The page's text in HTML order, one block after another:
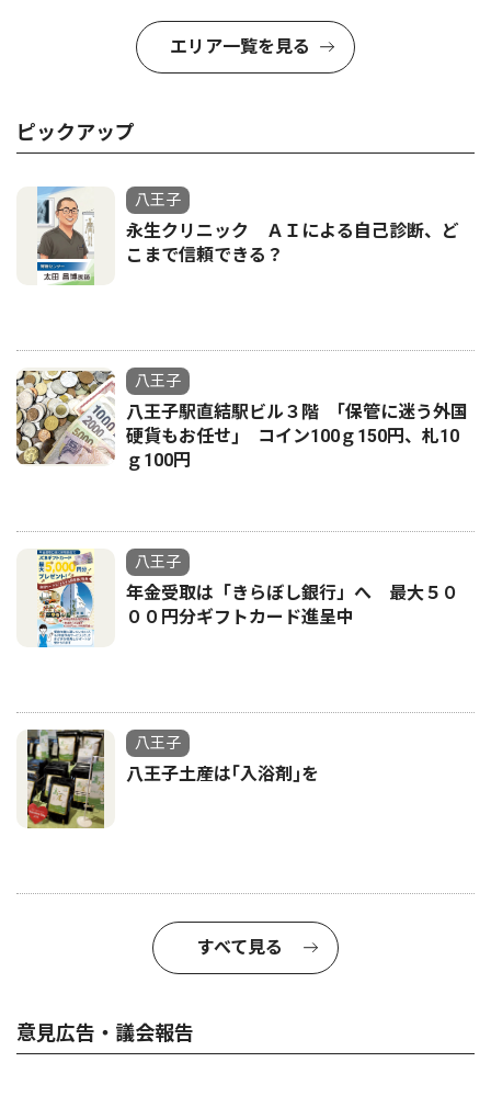
エリア一覧を見る
ピックアップ
八王子
永生クリニック ＡＩによる自己診断、ど
こまで信頼できる？
八王子
八王子駅直結駅ビル３階 ｢保管に迷う外国
硬貨もお任せ｣ コイン100ｇ150円、札10
ｇ100円
八王子
年金受取は「きらぼし銀行」へ 最大５０
００円分ギフトカード進呈中
八王子
八王子土産は｢入浴剤｣を
すべて見る
意見広告・議会報告